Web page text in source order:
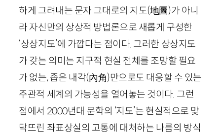
하게 그려내는 문자 그대로의 지도(地圖)가 아니
라 자신만의 상상적 방법론으로 새롭게 구성한
‘상상지도’에 가깝다는 점이다. 그러한 상상지도
가 갖는 의미는 지구적 현실 전체를 조망할 필요
가 없는, 좁은 내각(內角)만으로도 대응할 수 있는
주관적 세계의 가능성을 열어놓는 것이다. 그런
점에서 2000년대 문학의 ‘지도’는 현실적으로 맞
닥뜨린 좌표상실의 고통에 대처하는 나름의 방식